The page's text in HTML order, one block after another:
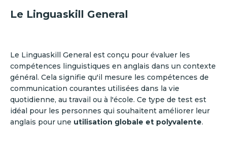
Le Linguaskill General
Le Linguaskill General est conçu pour évaluer les
compétences linguistiques en anglais dans un contexte
général. Cela signifie qu'il mesure les compétences de
communication courantes utilisées dans la vie
quotidienne, au travail ou à l'école. Ce type de test est
idéal pour les personnes qui souhaitent améliorer leur
anglais pour une utilisation globale et polyvalente.